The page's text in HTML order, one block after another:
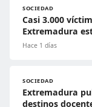
SOCIEDAD
Casi 3.000
Extremadura
Hace 1 días
SOCIEDAD
Extremadura
destinos